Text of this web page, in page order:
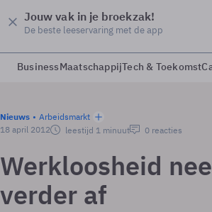
Jouw vak in je broekzak!
De beste leeservaring met de app
BusinessMaatschappijTech & Toekomst
Nieuws
Arbeidsmarkt
18 april 2012
leestijd 1 minuut 0 reacties
Werkloosheid
verder af